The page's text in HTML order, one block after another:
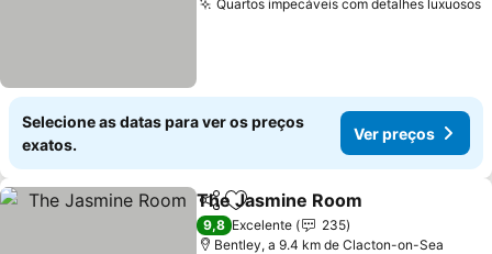
Quartos impecáveis com detalhes luxuosos
Selecione as datas para ver os preços
exatos.
Ver preços
PartilharAdicionar aos favoritos
The Jasmine Room
9,8 Excelente
235
Bentley, a 9.4 km de Clacton-on-Sea